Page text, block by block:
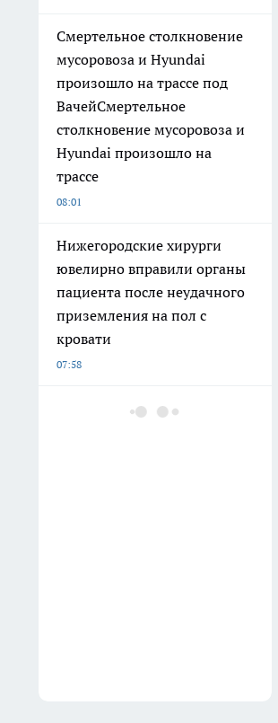
Смертельное столкновение
мусоровоза и Hyundai
произошло на трассе под
ВачейСмертельное
столкновение мусоровоза и
Hyundai произошло на
трассе
08:01
Нижегородские хирурги
ювелирно вправили органы
пациента после неудачного
приземления на пол с
кровати
07:58
В Воротынском районе